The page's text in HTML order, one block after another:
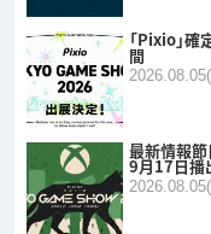
「Pixio」
間
最新情報
9月17日播